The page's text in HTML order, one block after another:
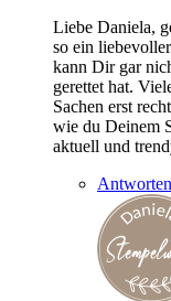
Liebe Daniela,
so ein
kann Dir gar
gerettet hat.
Sachen erst
wie du Deinem
aktuell und
Antworten